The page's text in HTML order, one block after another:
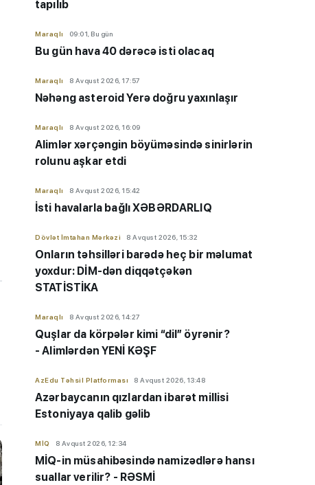
tapılıb
Maraqlı 09:01, Bu gün
Bu gün hava 40 dərəcə isti olacaq
Maraqlı 8 Avqust 2026, 17:57
Nəhəng asteroid Yerə doğru yaxınlaşır
Maraqlı 8 Avqust 2026, 16:09
Alimlər xərçəngin böyüməsində sinirlərin
rolunu aşkar etdi
Maraqlı 8 Avqust 2026, 15:42
İsti havalarla bağlı XƏBƏRDARLIQ
Dövlət İmtahan Mərkəzi 8 Avqust 2026, 15:32
Onların təhsilləri barədə heç bir məlumat
yoxdur: DİM-dən diqqətçəkən
STATİSTİKA
Maraqlı 8 Avqust 2026, 14:27
Quşlar da körpələr kimi “dil” öyrənir?
- Alimlərdən YENİ KƏŞF
AzEdu Təhsil Platforması 8 Avqust 2026, 13:48
Azərbaycanın qızlardan ibarət millisi
Estoniyaya qalib gəlib
MİQ 8 Avqust 2026, 12:34
MİQ-in müsahibəsində namizədlərə hansı
suallar verilir? - RƏSMİ